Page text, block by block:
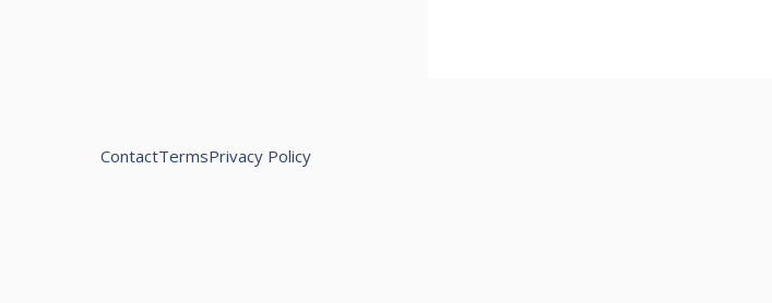
Privacy Policy
Terms
Contact